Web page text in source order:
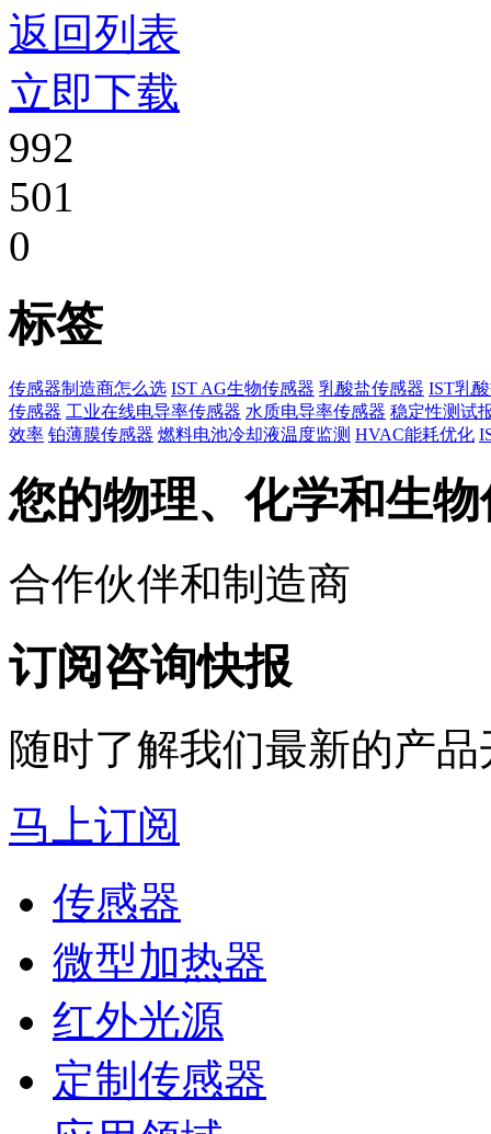
返回列表
立即下载
992
501
0
标签
传感器制造商怎么选 IST AG生物传感器 乳酸盐传感器 IST乳
传感器 工业在线电导率传感器 水质电导率传感器 稳定性测试
效率 铂薄膜传感器 燃料电池冷却液温度监测 HVAC能耗优化
您的物理、化学和生
合作伙伴和制造商
订阅咨询快报
随时了解我们最新的产
马上订阅
传感器
微型加热器
红外光源
定制传感器